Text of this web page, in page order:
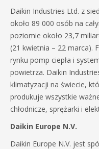
Daikin Industries Ltd. z
około 89 000 osób na
poziomie około 23,7
(21 kwietnia – 22 marca).
rynku pomp ciepła i
powietrza. Daikin
klimatyzacji na świecie,
produkuje wszystkie
chłodnicze, sprężarki i
Daikin Europe N.V.
Daikin Europe N.V. jest